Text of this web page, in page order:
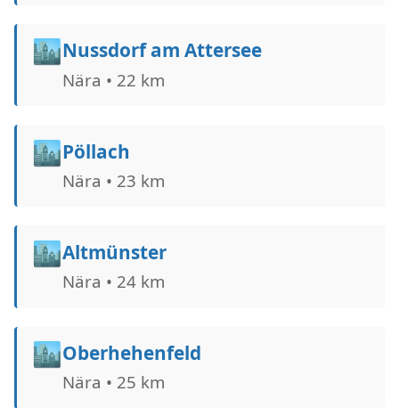
🏙️Nussdorf am Attersee
Nära • 22 km
🏙️Pöllach
Nära • 23 km
🏙️Altmünster
Nära • 24 km
🏙️Oberhehenfeld
Nära • 25 km